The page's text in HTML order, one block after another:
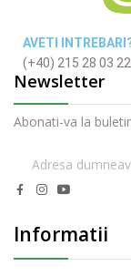
AVETI
(+40) 215 28 03 22
Newsletter
Abonati-va la
Informatii